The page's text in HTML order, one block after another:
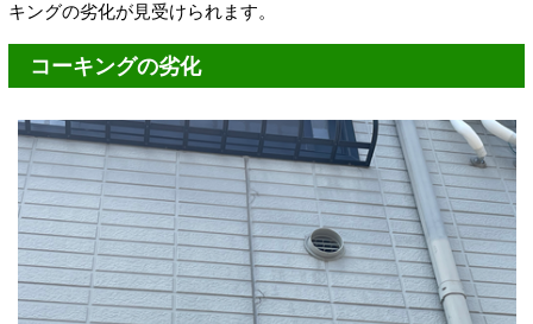
キングの劣化が見受けられます。
コーキングの劣化